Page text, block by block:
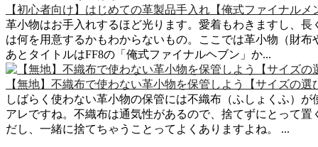
【初心者向け】はじめての革製品手入れ【俺式ファイナルメ
革小物はお手入れするほど光ります。愛着もわきますし、
は何を用意するかもわからないもの。ここでは革小物（財
あとタイトルはFF8の「俺式ファイナルヘブン」か...
【無地】不織布で使わない革小物を保管しよう【サイズの選
しばらく使わない革小物の保管には不織布（ふしょくふ）
アレですね。不織布は通気性があるので、捨てずにとって
だし、一緒に捨てちゃうことってよくありますよね。 ...